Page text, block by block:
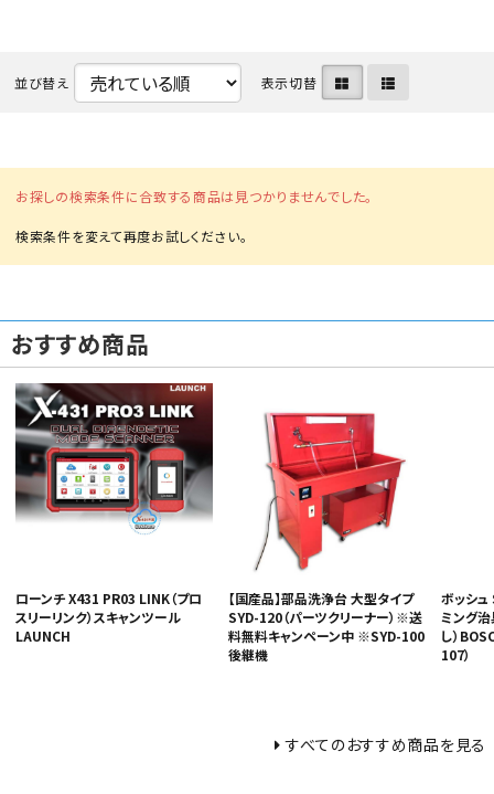
ガレージ機器
並び替え 表示切替
お探しの検索条件に合致する商品は見つかりませんでした。
おすすめ商品
ローンチ X431 PR03 LINK（プロ
スリーリンク）スキャンツール
LAUNCH
【国産品】部品洗浄台 大型タイプ
SYD-120（パーツクリーナー）※送
料無料キャンペーン中 ※SYD-100
後継機
ボッシ
ミング治
し）
107）
すべてのおすすめ商品を見る